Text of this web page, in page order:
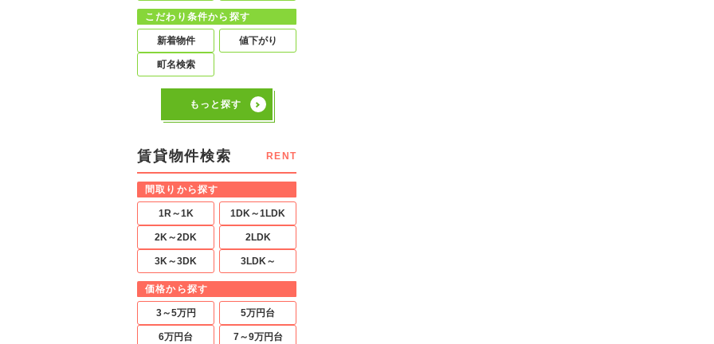
こだわり条件から探す
新着物件 値下がり
町名検索
もっと探す
賃貸物件検索 RENT
間取りから探す
1R～1K 1DK～1LDK
2K～2DK 2LDK
3K～3DK 3LDK～
価格から探す
3～5万円 5万円台
6万円台 7～9万円台